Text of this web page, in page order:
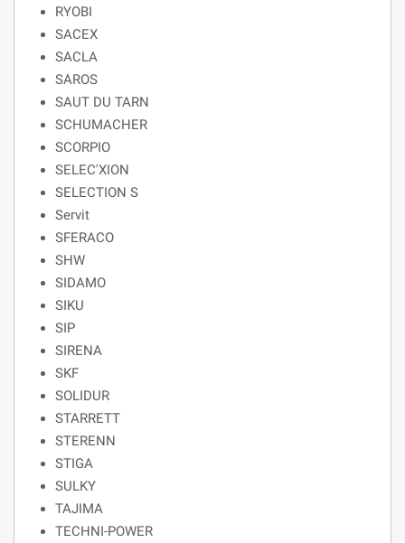
RYOBI
SACEX
SACLA
SAROS
SAUT DU TARN
SCHUMACHER
SCORPIO
SELEC'XION
SELECTION S
Servit
SFERACO
SHW
SIDAMO
SIKU
SIP
SIRENA
SKF
SOLIDUR
STARRETT
STERENN
STIGA
SULKY
TAJIMA
TECHNI-POWER